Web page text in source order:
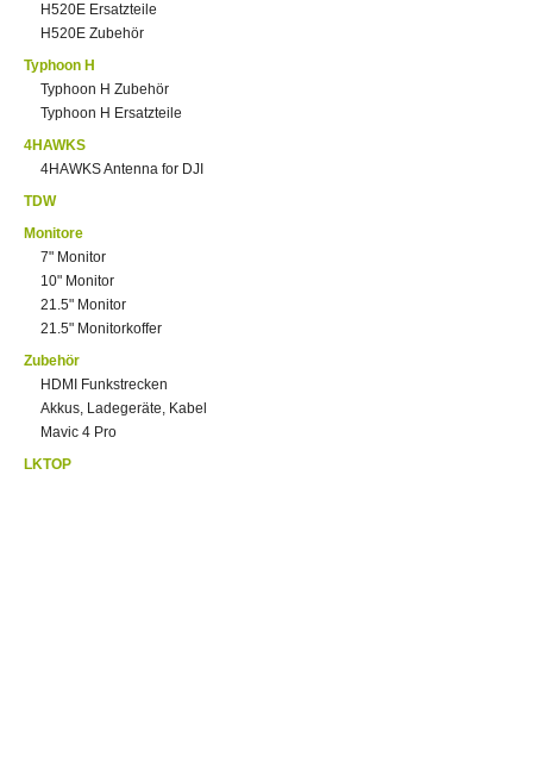
H520E Ersatzteile
H520E Zubehör
Typhoon H
Typhoon H Zubehör
Typhoon H Ersatzteile
4HAWKS
4HAWKS Antenna for DJI
TDW
Monitore
7" Monitor
10" Monitor
21.5" Monitor
21.5" Monitorkoffer
Zubehör
HDMI Funkstrecken
Akkus, Ladegeräte, Kabel
Mavic 4 Pro
LKTOP